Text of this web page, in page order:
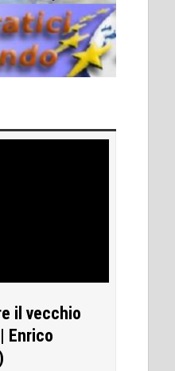
il vecchio
Enrico